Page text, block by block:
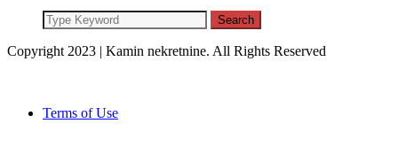
Search
Copyright 2023 | Kamin nekretnine. All Rights Reserved
Terms of Use